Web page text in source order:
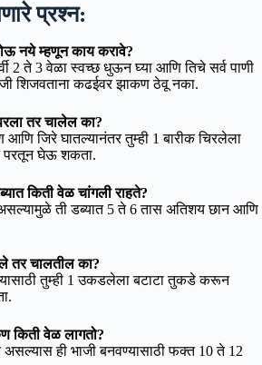
प्रश्न:
नये म्हणून काय करावे?
2 ते 3 वेळा स्वच्छ धुऊन घ्या आणि तिचे सर्व पाणी
शिजवताना कढईवर झाकण ठेवू नका.
तर चालेल का?
जिरे घातल्यानंतर तुम्ही 1 बारीक चिरलेला
परतून घेऊ शकता.
किती वेळ चांगली राहते?
ती डब्यात 5 ते 6 तास अतिशय छान आणि
तर चालतील का?
तुम्ही 1 उकडलेला बटाटा तुकडे करून
किती वेळ लागतो?
ही भाजी बनवण्यासाठी फक्त 10 ते 12